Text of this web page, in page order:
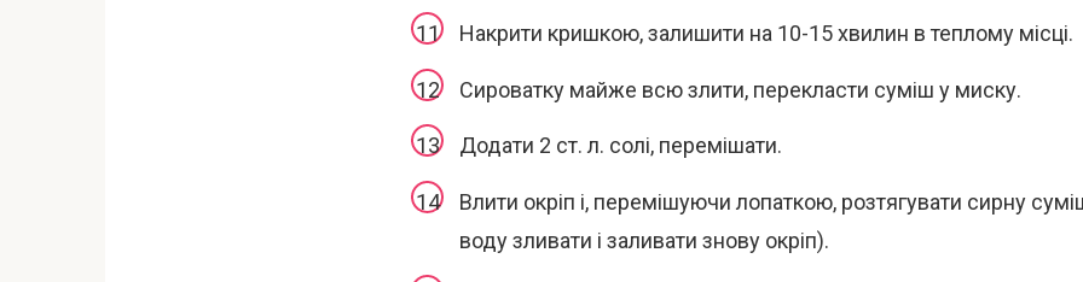
Накрити кришкою, залишити на 10-15 хвилин в теплому місці.
Сироватку майже всю злити, перекласти суміш у миску.
Додати 2 ст. л. солі, перемішати.
Влити окріп і, перемішуючи лопаткою, розтягувати сирну
воду зливати і заливати знову окріп).